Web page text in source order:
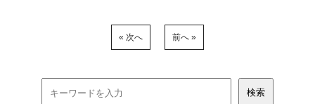
« 次へ 前へ »